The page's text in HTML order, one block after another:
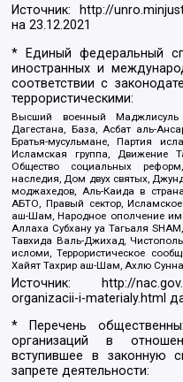
Источник: http://
на23.12.2021
* Единый федеральный
иностранных и
соответствии с
террористическими:
Высший военный
Дагестана, База, Асбат аль-
Братья-мусульмане, Партия
Исламская группа, Движение
Общество социальных
наследия, Дом двух святых,
моджахедов, Аль-Каида в
АБТО, Правый сектор,
аш-Шам, Народное ополчение
Аллаха Субхану уа Тагьаля
Тавхида Валь-Джихад,
исломи, Террористическое
Хайят Тахрир аш-Шам, Ахлю
Источник:
http://
organizacii-i-materialy.html
* Перечень
организаций в
вступившее в законную
запрете деятельности: